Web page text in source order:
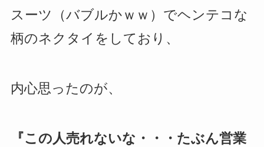
スーツ（バブルかｗｗ）でヘンテコな
柄のネクタイをしており、
内心思ったのが、
『この人売れないな・・・たぶん営業